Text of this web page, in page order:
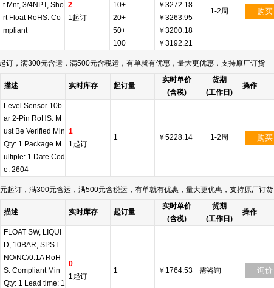
t Mnt, 3/4NPT, Sho
rt Float RoHS: Co
mpliant
2
1起订
10+
20+
50+
100+
￥3272.18
￥3263.95
￥3200.18
￥3192.21
1-2周 购买
订，满300元含运，满500元含税运，有单就有优惠，量大更优惠，支持原厂订货
描述 实时库存 起订量
实时单价
(含税)
货期
(工作日)
操作
Level Sensor 10b
ar 2-Pin RoHS: M
ust Be Verified Min
Qty: 1 Package M
ultiple: 1 Date Cod
e: 2604
1
1起订
1+ ￥5228.14 1-2周 购买
起订，满300元含运，满500元含税运，有单就有优惠，量大更优惠，支持原厂订货
描述 实时库存 起订量
实时单价
(含税)
货期
(工作日)
操作
FLOAT SW, LIQUI
D, 10BAR, SPST-
NO/NC/0.1A RoH
S: Compliant Min
Qty: 1 Lead time: 1
0
1起订
1+ ￥1764.53 需咨询 询价